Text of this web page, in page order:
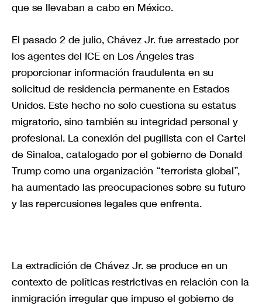
que se llevaban a cabo en México.
El pasado 2 de julio, Chávez Jr. fue arrestado por
los agentes del ICE en Los Ángeles tras
proporcionar información fraudulenta en su
solicitud de residencia permanente en Estados
Unidos. Este hecho no solo cuestiona su estatus
migratorio, sino también su integridad personal y
profesional. La conexión del pugilista con el Cartel
de Sinaloa, catalogado por el gobierno de Donald
Trump como una organización “terrorista global”,
ha aumentado las preocupaciones sobre su futuro
y las repercusiones legales que enfrenta.
La extradición de Chávez Jr. se produce en un
contexto de políticas restrictivas en relación con la
inmigración irregular que impuso el gobierno de